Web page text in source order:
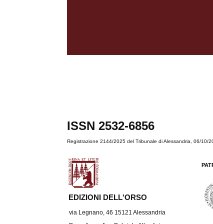
ISSN 2532-6856
Registrazione 2144/2025 del Tribunale di Alessandria, 06/10/
EDIZIONI DELL'ORSO
via Legnano, 46 15121 Alessandria